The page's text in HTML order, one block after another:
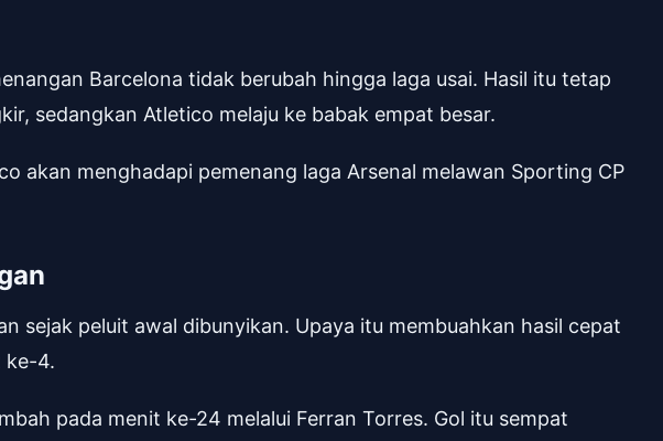
Barcelona tidak berubah hingga laga usai. Hasil itu tetap
sedangkan Atletico melaju ke babak empat besar.
akan menghadapi pemenang laga Arsenal melawan Sporting CP
sejak peluit awal dibunyikan. Upaya itu membuahkan hasil cepat
ke-4.
pada menit ke-24 melalui Ferran Torres. Gol itu sempat